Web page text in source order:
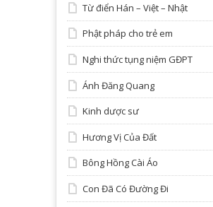
Từ điển Hán – Việt – Nhật
Phật pháp cho trẻ em
Nghi thức tụng niệm GĐPT
Ánh Đăng Quang
Kinh dược sư
Hương Vị Của Đất
Bông Hồng Cài Áo
Con Đã Có Đường Đi